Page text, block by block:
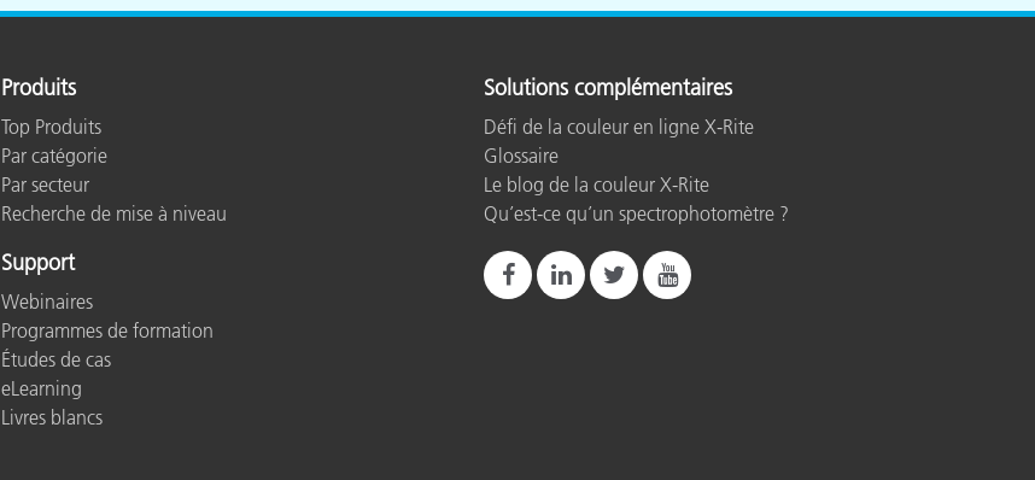
Produits
Top Produits
Par catégorie
Par secteur
Recherche de mise à niveau
Support
Webinaires
Programmes de formation
Études de cas
eLearning
Livres blancs
Solutions complémentaires
Défi de la couleur en ligne X-Rite
Glossaire
Le blog de la couleur X-Rite
Qu’est-ce qu’un spectrophotomètre ?